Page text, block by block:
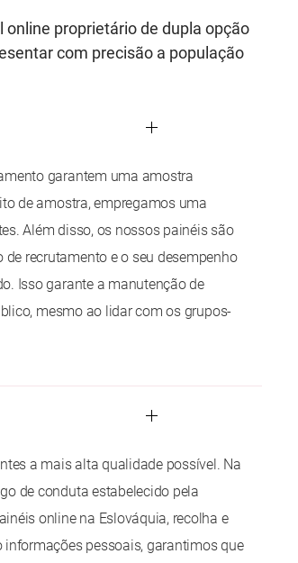
online proprietário de dupla opção
com precisão a população
garantem uma amostra
de amostra, empregamos uma
Além disso, os nossos painéis são
recrutamento e o seu desempenho
Isso garante a manutenção de
mesmo ao lidar com os grupos-
a mais alta qualidade possível. Na
de conduta estabelecido pela
online na Eslováquia, recolha e
pessoais, garantimos que